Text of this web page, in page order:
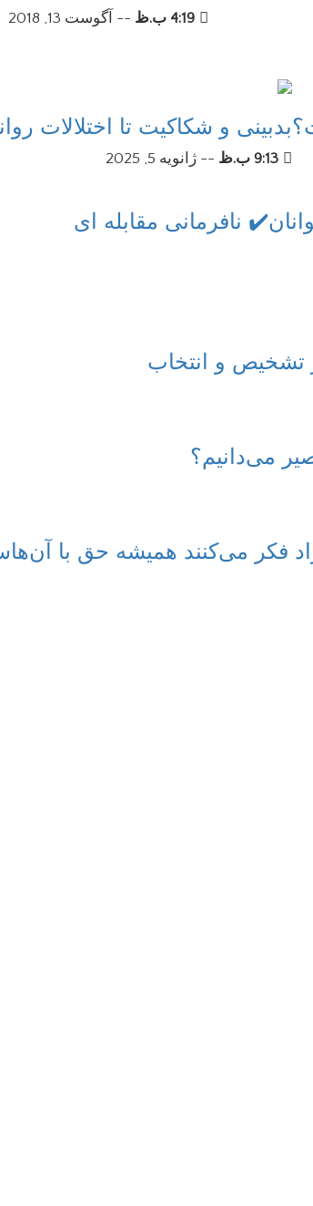
4:19 ب.ظ -- آگوست 13, 2018
بدبینی و شکاکیت تا اختلالات
9:13 ب.ظ -- ژانویه 5, 2025
نافرمانی مقابله ای
تشخیص و انتخاب
می‌دانیم؟
فکر می‌کنند همیشه حق با